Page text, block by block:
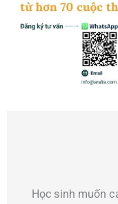
Học sinh muốn